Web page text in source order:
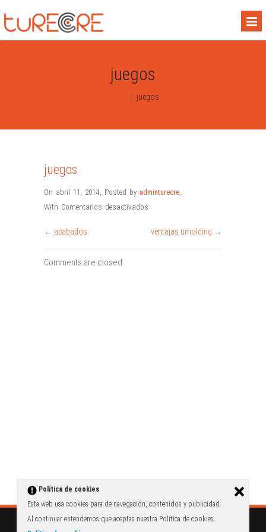
juegos
/ juegos
juegos
On abril 11, 2014, Posted by adminturecre,
With Comentarios desactivados
← acabados ventajas umolding →
Comments are closed.
turecre.com © 2014
Política de cookies
Esta web usa cookies para de navegación, contenidos y publicidad.
Al continuar entendemos que aceptas nuestra Política de cookies.